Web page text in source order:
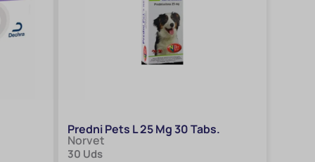
Predni Pets L 25 Mg 30 Tabs.
Norvet
30 Uds